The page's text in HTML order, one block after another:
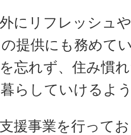
にリフレッシュ
提供にも務めて
忘れず、住み慣
らしていけるよ
援事業を行って